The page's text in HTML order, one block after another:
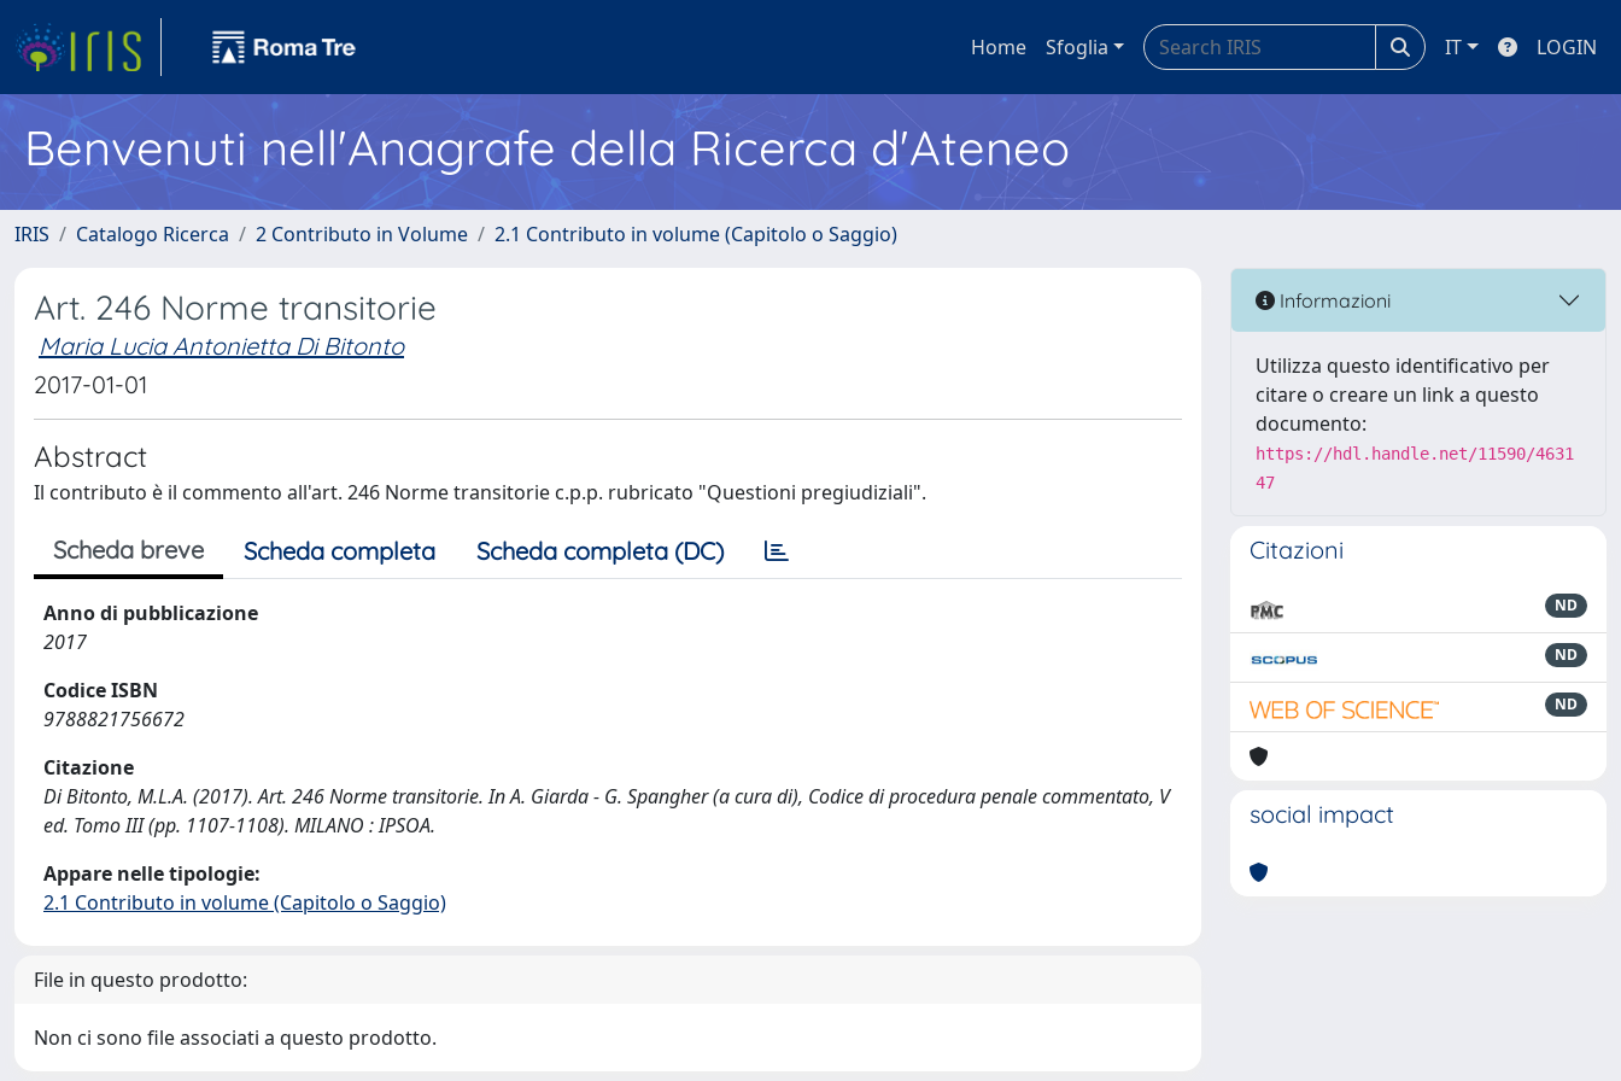
Home Sfoglia IT LOGIN
Benvenuti nell'Anagrafe della Ricerca d'Ateneo
IRIS Catalogo Ricerca 2 Contributo in Volume 2.1 Contributo in volume (Capitolo o Saggio)
Art. 246 Norme transitorie
Maria Lucia Antonietta Di Bitonto
2017-01-01
Abstract
Il contributo è il commento all'art. 246 Norme transitorie c.p.p. rubricato "Questioni pregiudiziali".
Scheda breve Scheda completa Scheda completa (DC)
Anno di pubblicazione
2017
Codice ISBN
9788821756672
Citazione
Di Bitonto, M.L.A. (2017). Art. 246 Norme transitorie. In A. Giarda - G. Spangher (a cura di), Codice di procedura penale commentato, V
ed. Tomo III (pp. 1107-1108). MILANO : IPSOA.
Appare nelle tipologie:
2.1 Contributo in volume (Capitolo o Saggio)
File in questo prodotto:
Non ci sono file associati a questo prodotto.
Informazioni
Utilizza questo identificativo per
citare o creare un link a questo
documento:
https://hdl.handle.net/11590/4631
47
Citazioni
ND
ND
ND
social impact